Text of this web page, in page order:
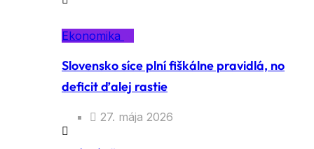
Ekonomika
Slovensko síce plní fiškálne pravidlá, no
deficit ďalej rastie
27. mája 2026